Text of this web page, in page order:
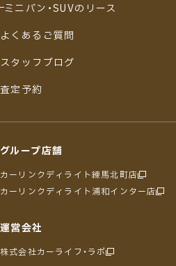
ミニバン・SUVのリース
よくあるご質問
スタッフブログ
査定予約
グループ店舗
カーリンクディライト練馬北町店
カーリンクディライト浦和インター店
運営会社
株式会社カーライフ・ラボ